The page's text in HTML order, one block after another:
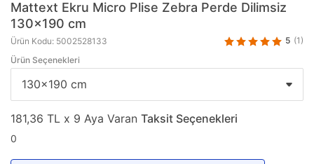
Mattext Ekru Micro Plise Zebra Perde Dilimsiz
130x190 cm
Ürün Kodu: 5002528133 5 (1)
Ürün Seçenekleri
181,36 TL x 9 Aya Varan Taksit Seçenekleri
0